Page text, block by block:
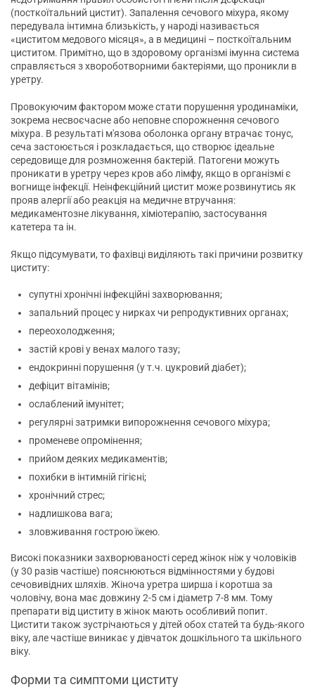
(посткоїтальний цистит). Запалення сечового міхура, якому
передувала інтимна близькість, у народі називається
«циститом медового місяця», а в медицині – посткоїтальним
циститом. Примітно, що в здоровому організмі імунна система
справляється з хвороботворними бактеріями, що проникли в
уретру.
Провокуючим фактором може стати порушення уродинаміки,
зокрема несвоєчасне або неповне спорожнення сечового
міхура. В результаті м'язова оболонка органу втрачає тонус,
сеча застоюється і розкладається, що створює ідеальне
середовище для розмноження бактерій. Патогени можуть
проникати в уретру через кров або лімфу, якщо в організмі є
вогнище інфекції. Неінфекційний цистит може розвинутись як
прояв алергії або реакція на медичне втручання:
медикаментозне лікування, хіміотерапію, застосування
катетера та ін.
Якщо підсумувати, то фахівці виділяють такі причини розвитку
циститу:
супутні хронічні інфекційні захворювання;
запальний процес у нирках чи репродуктивних органах;
переохолодження;
застій крові у венах малого тазу;
ендокринні порушення (у т.ч. цукровий діабет);
дефіцит вітамінів;
ослаблений імунітет;
регулярні затримки випорожнення сечового міхура;
променеве опромінення;
прийом деяких медикаментів;
похибки в інтимній гігієні;
хронічний стрес;
надлишкова вага;
зловживання гострою їжею.
Високі показники захворюваності серед жінок ніж у чоловіків
(у 30 разів частіше) пояснюються відмінностями у будові
сечовивідних шляхів. Жіноча уретра ширша і коротша за
чоловічу, вона має довжину 2-5 см і діаметр 7-8 мм. Тому
препарати від циститу в жінок мають особливий попит.
Цистити також зустрічаються у дітей обох статей та будь-якого
віку, але частіше виникає у дівчаток дошкільного та шкільного
віку.
Форми та симптоми циститу